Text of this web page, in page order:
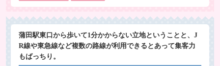
蒲田駅東口から歩いて1分かからない立地ということと、J
R線や東急線など複数の路線が利用できるとあって集客力
もばっちり。